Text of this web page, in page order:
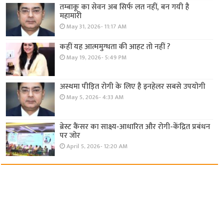
तम्बाकू का सेवन अब सिर्फ लत नहीं, बन गयी है
महामारी
May 31, 2026- 11:17 AM
कहीं यह आत्ममुग्धता की आहट तो नहीं ?
May 19, 2026- 5:49 PM
अस्थमा पीड़ित रोगी के लिए है इनहेलर सबसे उपयोगी
May 5, 2026- 4:33 AM
ब्रेस्ट कैंसर का साक्ष्य-आधारित और रोगी-केंद्रित प्रबंधन
पर जोर
April 5, 2026- 12:20 AM